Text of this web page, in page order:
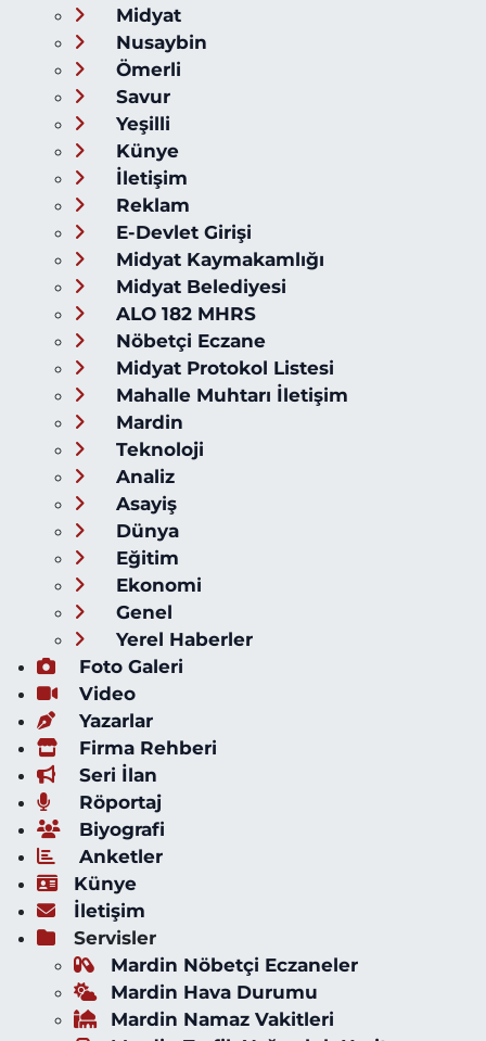
Midyat
Nusaybin
Ömerli
Savur
Yeşilli
Künye
İletişim
Reklam
E-Devlet Girişi
Midyat Kaymakamlığı
Midyat Belediyesi
ALO 182 MHRS
Nöbetçi Eczane
Midyat Protokol Listesi
Mahalle Muhtarı İletişim
Mardin
Teknoloji
Analiz
Asayiş
Dünya
Eğitim
Ekonomi
Genel
Yerel Haberler
Foto Galeri
Video
Yazarlar
Firma Rehberi
Seri İlan
Röportaj
Biyografi
Anketler
Künye
İletişim
Servisler
Mardin Nöbetçi Eczaneler
Mardin Hava Durumu
Mardin Namaz Vakitleri